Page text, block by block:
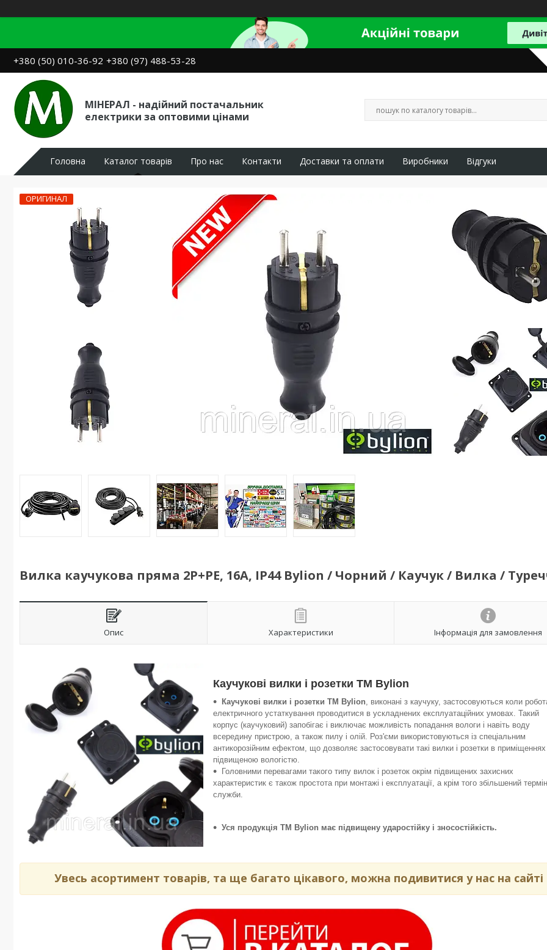
+380 (50) 010-36-92 +380 (97) 488-53-28
МІНЕРАЛ - надійний постачальник
електрики за оптовими цінами
Головна Каталог товарів Про нас Контакти Доставки та оплати Виробники Відгуки
ОРИГИНАЛ
Вилка каучукова пряма 2Р+РЕ, 16А, IP44 Bylion / Чорний / Каучук / Вилка /
Опис Характеристики Інформація для замовлення
Каучукові вилки і розетки ТМ Bylion
Каучукові вилки і розетки ТМ Bylion, виконані з каучуку, застосовуються коли
електричного устаткування проводитися в ускладнених експлуатаційних умовах. Такий
корпус (каучуковий) запобігає і виключає можливість попадання вологи і навіть воду
всередину пристрою, а також пилу і олій. Роз'єми використовуються із спеціальним
антикорозійним ефектом, що дозволяє застосовувати такі вилки і розетки в приміщеннях
підвищеною вологістю.
Головними перевагами такого типу вилок і розеток окрім підвищених захисних
характеристик є також простота при монтажі і експлуатації, а крім того збільшений термін
служби.
Уся продукція ТМ Bylion має підвищену ударостійку і зносостійкість.
Увесь асортимент товарів, та ще багато цікавого, можна подивитися у нас на сайті